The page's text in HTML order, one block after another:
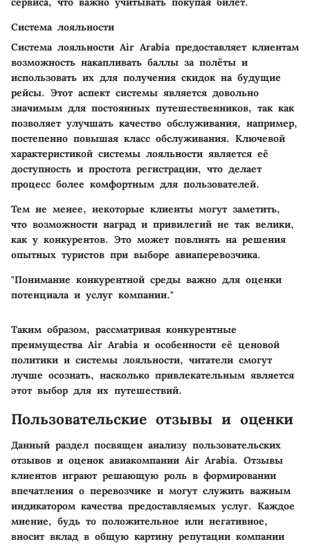
Система лояльности
Система лояльности Air Arabia предоставляет клиентам
возможность накапливать баллы за полёты и
использовать их для получения скидок на будущие
рейсы. Этот аспект системы является довольно
значимым для постоянных путешественников, так как
позволяет улучшать качество обслуживания, например,
постепенно повышая класс обслуживания. Ключевой
характеристикой системы лояльности является её
доступность и простота регистрации, что делает
процесс более комфортным для пользователей.
Тем не менее, некоторые клиенты могут заметить,
что возможности наград и привилегий не так велики,
как у конкурентов. Это может повлиять на решения
опытных туристов при выборе авиаперевозчика.
"Понимание конкурентной среды важно для оценки
потенциала и услуг компании."
Таким образом, рассматривая конкурентные
преимущества Air Arabia и особенности её ценовой
политики и системы лояльности, читатели смогут
лучше осознать, насколько привлекательным является
этот выбор для их путешествий.
Пользовательские отзывы и оценки
Данный раздел посвящен анализу пользовательских
отзывов и оценок авиакомпании Air Arabia. Отзывы
клиентов играют решающую роль в формировании
впечатления о перевозчике и могут служить важным
индикатором качества предоставляемых услуг. Каждое
мнение, будь то положительное или негативное,
вносит вклад в общую картину репутации компании